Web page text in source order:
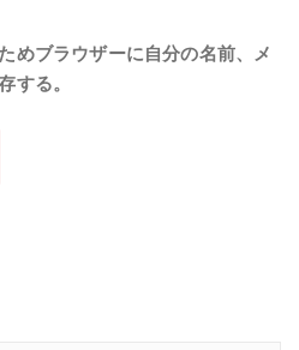
めブラウザーに自分の名前、メ
する。